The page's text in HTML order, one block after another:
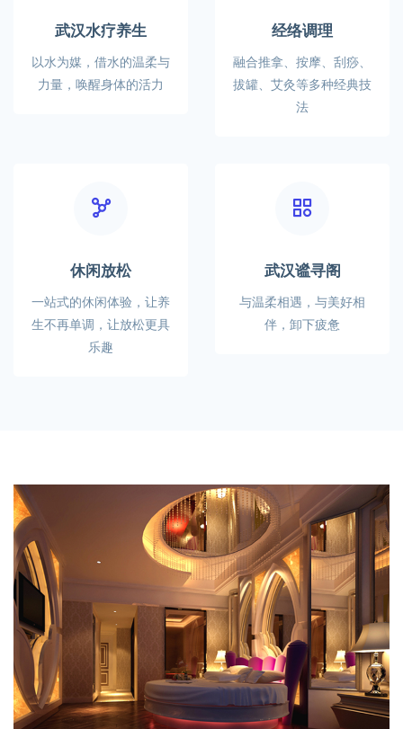
武汉水疗养生
以水为媒，借水的温柔与
力量，唤醒身体的活力
经络调理
融合推拿、按摩、刮痧、
拔罐、艾灸等多种经典技
法
休闲放松
一站式的休闲体验，让养
生不再单调，让放松更具
乐趣
武汉谧寻阁
与温柔相遇，与美好相
伴，卸下疲惫